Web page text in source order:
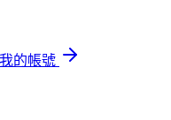
我的帳號